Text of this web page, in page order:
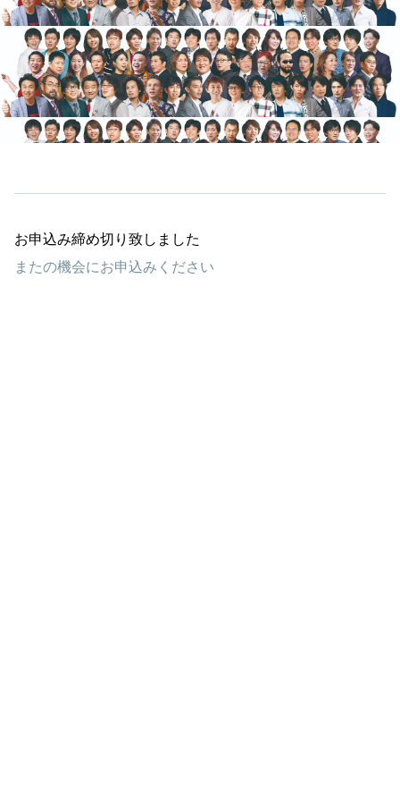
お申込み締め切り致しました
またの機会にお申込みください